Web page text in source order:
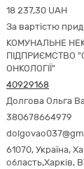
18 237,30 UAH
За вартістю
КОМУНАЛЬНЕ
ПІДПРИЄМСТВО
ОНКОЛОГІЇ"
40929168
Долгова Ольга
380678664979
61070, Україна,
область,Харків,